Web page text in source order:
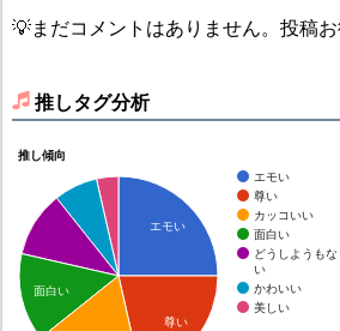
💡まだコメントはありません。投稿お
推しタグ分析
推し傾向
エモい
尊い
カッコいい
面白い
どうしようもな
い
かわいい
美しい
エモい
尊い
面白い